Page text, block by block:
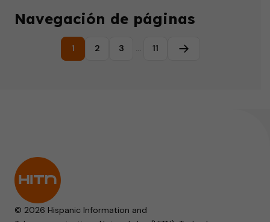
Navegación de páginas
1 2 3 … 11 Página siguiente
© 2026 Hispanic Information and